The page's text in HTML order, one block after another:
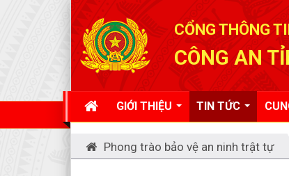
CỔNG THÔNG
CÔNG AN
GIỚI THIỆU TIN TỨC
Phong trào bảo vệ an ninh trật tự